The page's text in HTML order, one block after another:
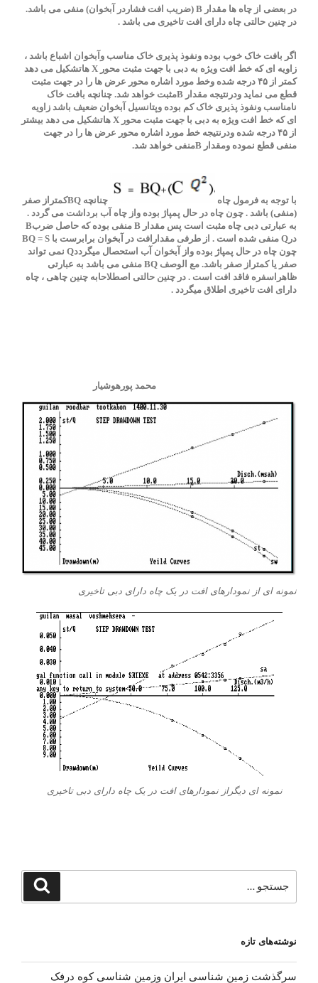
در بعضی از چاه ها مقدار B (ضریب افت فشاردر آبخوان) منفی می باشد.
در چنین حالتی چاه دارای افت تاخیری می باشد .
اگر بافت خاک خوب بوده ونفوذ پذیری خاک مناسب وآبخوان اشباع باشد ،
زاویه ای که خط افت ویژه به دبی با جهت مثبت محور X هاتشکیل می دهد
کمتر از ۴۵ درجه شده وخط مورد اشاره محور عرض ها را در جهت مثبت
قطع می نماید ودرنتیجه مقدار Bمثبت خواهد شد. چنانچه بافت خاک
نامناسب ونفوذ پذیری خاک کم بوده وپتانسیل آبخوان ضعیف باشد زاویه
ای که خط افت ویژه به دبی با جهت مثبت محور X هاتشکیل می دهد بیشتر
از ۴۵ درجه شده ودرنتیجه خط مورد اشاره محور عرض ها را در جهت
منفی قطع نموده ومقدار Bمنفی خواهد شد.
با توجه به فرمول چاه
چنانچه BQکمتراز صفر
(منفی) باشد . چون چاه در حال پمپاژ بوده واز چاه آب برداشت می گردد .
به عبارتی دبی چاه مثبت است پس مقدار B منفی بوده که حاصل ضربB
درQ منفی شده است . از طرفی مقدارافت در آبخوان برابرست با BQ = S
چون چاه در حال پمپاژ بوده واز آبخوان آب استحصال میگرددQ نمی تواند
صفر یا کمتراز صفر باشد. مع الوصف BQ منفی می باشد به عبارتی
ظاهراسفره فاقد افت است . در چنین حالتی اصطلاحابه چنین چاهی ، چاه
دارای افت تاخیری اطلاق میگردد .
محمد پورهوشیار
نمونه ای از نمودارهای افت در یک چاه دارای دبی تاخیری
نمونه ای دیگراز نمودارهای افت در یک چاه دارای دبی تاخیری
برای
جستجو
نوشته‌های تازه
سرگذشت زمین شناسی ایران وزمین شناسی کوه درفک